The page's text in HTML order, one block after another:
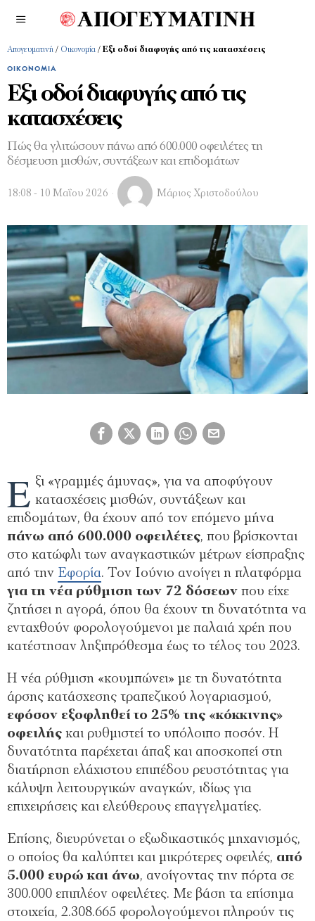
Απογευματινή / Οικονομία / Εξι οδοί διαφυγής από τις κατασχέσεις
ΟΙΚΟΝΟΜΊΑ
Εξι οδοί διαφυγής από τις
κατασχέσεις
Πώς θα γλιτώσουν πάνω από 600.000 οφειλέτες τη
δέσµευση µισθών, συντάξεων και επιδοµάτων
18:08 - 10 Μαΐου 2026 Μάριος Χριστοδούλου
Ε ξι «γραµµές άµυνας», για να αποφύγουν
κατασχέσεις µισθών, συντάξεων και
επιδοµάτων, θα έχουν από τον επόµενο µήνα
πάνω από 600.000 οφειλέτες, που βρίσκονται
στο κατώφλι των αναγκαστικών µέτρων είσπραξης
από την Εφορία. Τον Ιούνιο ανοίγει η πλατφόρµα
για τη νέα ρύθµιση των 72 δόσεων που είχε
ζητήσει η αγορά, όπου θα έχουν τη δυνατότητα να
ενταχθούν φορολογούµενοι µε παλαιά χρέη που
κατέστησαν ληξιπρόθεσµα έως το τέλος του 2023.
Η νέα ρύθµιση «κουµπώνει» µε τη δυνατότητα
άρσης κατάσχεσης τραπεζικού λογαριασµού,
εφόσον εξοφληθεί το 25% της «κόκκινης»
οφειλής και ρυθµιστεί το υπόλοιπο ποσόν. Η
δυνατότητα παρέχεται άπαξ και αποσκοπεί στη
διατήρηση ελάχιστου επιπέδου ρευστότητας για
κάλυψη λειτουργικών αναγκών, ιδίως για
επιχειρήσεις και ελεύθερους επαγγελµατίες.
Επίσης, διευρύνεται ο εξωδικαστικός µηχανισµός,
ο οποίος θα καλύπτει και µικρότερες οφειλές, από
5.000 ευρώ και άνω, ανοίγοντας την πόρτα σε
300.000 επιπλέον οφειλέτες. Με βάση τα επίσηµα
στοιχεία, 2.308.665 φορολογούµενοι πληρούν τις